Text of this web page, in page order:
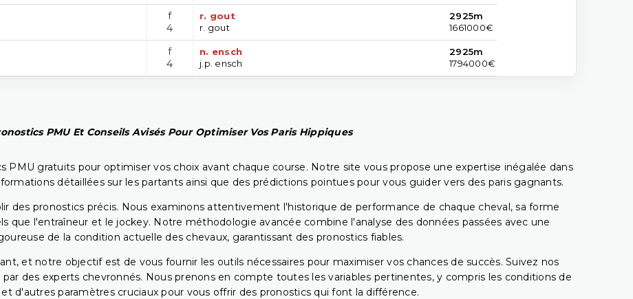
f
4
r. gout
r. gout
2925m
1661000€
f
4
n. ensch
j.p. ensch
2925m
1794000€
PMU Et Conseils Avisés Pour Optimiser Vos Paris Hippiques
PMU gratuits pour optimiser vos choix avant chaque course. Notre site vous propose une expertise inégalée dans
détaillées sur les partants ainsi que des prédictions pointues pour vous guider vers des paris gagnants.
des pronostics précis. Nous examinons attentivement l'historique de performance de chaque cheval, sa forme
que l'entraîneur et le jockey. Notre méthodologie avancée combine l'analyse des données passées avec une
de la condition actuelle des chevaux, garantissant des pronostics fiables.
et notre objectif est de vous fournir les outils nécessaires pour maximiser vos chances de succès. Suivez nos
des experts chevronnés. Nous prenons en compte toutes les variables pertinentes, y compris les conditions de
d'autres paramètres cruciaux pour vous offrir des pronostics qui font la différence.